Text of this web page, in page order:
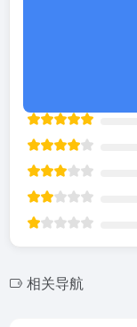
相关导航